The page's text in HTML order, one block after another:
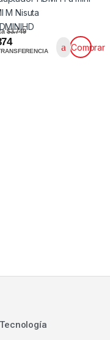
$3.749
Comprar